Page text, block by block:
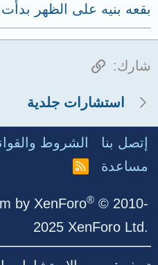
بقعه بنيه على الظهر
شارك: الرابط
استشارات جلدية
إتصل بنا الشروط
مساعدة
R
by XenForo® © 2010-
2025 XenForo Ltd.